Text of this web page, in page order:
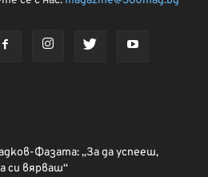
Фазата: „За да успееш,
си вярваш“